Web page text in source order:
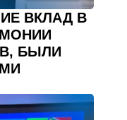
ВКЛАД В
БЫЛИ